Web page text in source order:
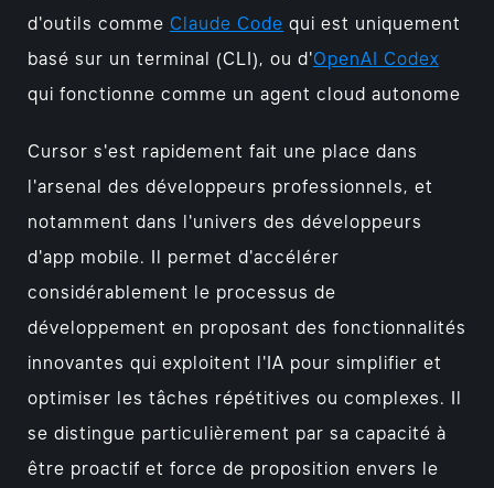
d'outils comme Claude Code qui est uniquement
basé sur un terminal (CLI), ou d'OpenAI Codex
qui fonctionne comme un agent cloud autonome
Cursor s'est rapidement fait une place dans
l'arsenal des développeurs professionnels, et
notamment dans l'univers des développeurs
d'app mobile. Il permet d'accélérer
considérablement le processus de
développement en proposant des fonctionnalités
innovantes qui exploitent l'IA pour simplifier et
optimiser les tâches répétitives ou complexes. Il
se distingue particulièrement par sa capacité à
être proactif et force de proposition envers le